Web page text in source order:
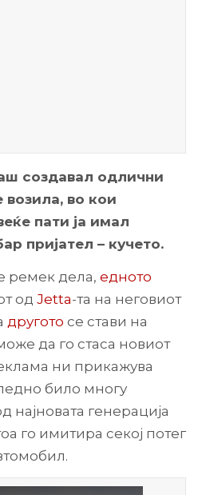
создавал одлични
возила, во кои
пати ја имал
пријател – кучето.
ремек дела, едното
од Jetta-та на неговиот
другото се стави на
да го стаса новиот
ни прикажува
било многу
генерација
го имитира секој потег